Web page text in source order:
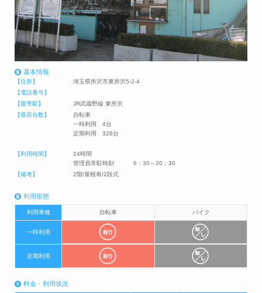
基本情報
【住所】
埼玉県所沢市東所沢5-2-4
【電話番号】
【最寄駅】
JR武蔵野線 東所沢
【収容台数】
自転車
一時利用 4台
定期利用 328台
【利用時間】
24時間
管理員常駐時刻 6：30～20：30
【備考】
2階/屋根有/2段式
利用形態
利用車種 自転車 バイク
一時利用
定期利用
料金・利用状況